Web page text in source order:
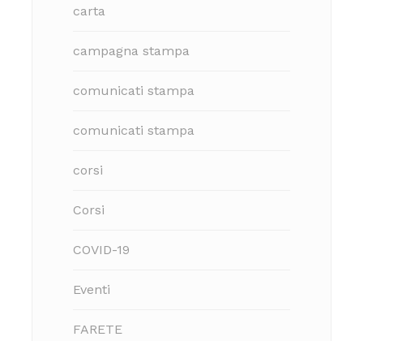
carta
campagna stampa
comunicati stampa
comunicati stampa
corsi
Corsi
COVID-19
Eventi
FARETE